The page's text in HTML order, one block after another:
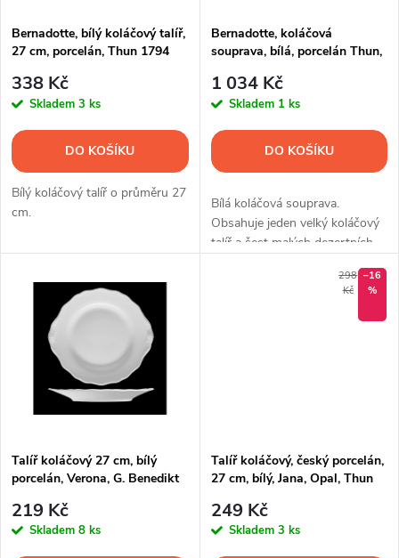
p
r
o
d
u
s
p
r
o
d
u
Bernadotte, bílý koláčový talíř,
27 cm, porcelán, Thun 1794
338 Kč
Skladem 3 ks
DO KOŠÍKU
Bílý koláčový talíř o průměru 27
cm.
Bernadotte, koláčová
souprava, bílá, porcelán Thun,
1 034 Kč
Skladem 1 ks
DO KOŠÍKU
Bílá koláčová souprava.
Obsahuje jeden velký koláčový
talíř a šest malých dezertních
Talíř koláčový 27 cm, bílý
porcelán, Verona, G. Benedikt
219 Kč
Skladem 8 ks
298
Kč
–16
%
Talíř koláčový, český porcelán,
27 cm, bílý, Jana, Opal, Thun
249 Kč
Skladem 3 ks